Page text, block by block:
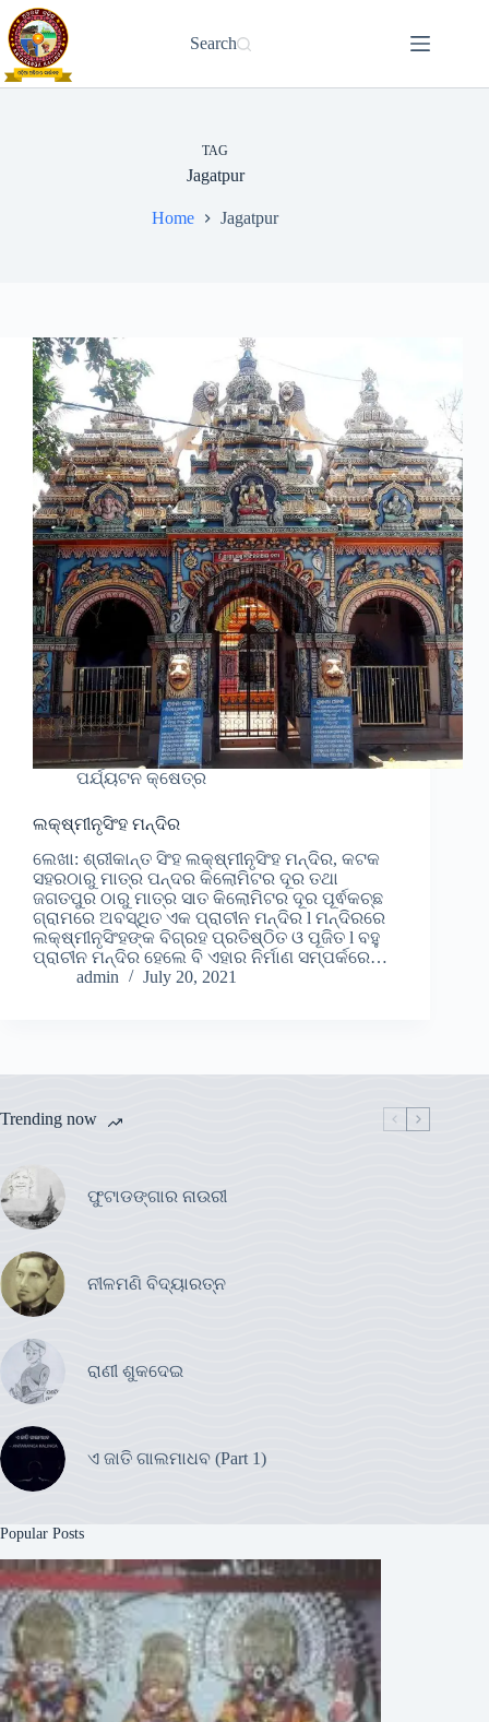
Skip
to
content
Search
TAG
Jagatpur
Home Jagatpur
ପର୍ଯ୍ୟଟନ କ୍ଷେତ୍ର
ଲକ୍ଷ୍ମୀନୃସିଂହ ମନ୍ଦିର
ଲେଖା: ଶ୍ରୀକାନ୍ତ ସିଂହ ଲକ୍ଷ୍ମୀନୃସିଂହ ମନ୍ଦିର, କଟକ
ସହରଠାରୁ ମାତ୍ର ପନ୍ଦର କିଲୋମିଟର ଦୂର ତଥା
ଜଗତପୁର ଠାରୁ ମାତ୍ର ସାତ କିଲୋମିଟର ଦୂର ପୂର୍ଵକଚ୍ଛ
ଗ୍ରାମରେ ଅବସ୍ଥିତ ଏକ ପ୍ରାଚୀନ ମନ୍ଦିର l ମନ୍ଦିରରେ
ଲକ୍ଷ୍ମୀନୃସିଂହଙ୍କ ବିଗ୍ରହ ପ୍ରତିଷ୍ଠିତ ଓ ପୂଜିତ l ବହୁ
ପ୍ରାଚୀନ ମନ୍ଦିର ହେଲେ ବି ଏହାର ନିର୍ମାଣ ସମ୍ପର୍କରେ…
admin
July 20, 2021
Trending now
ଫୁଟାଡଙ୍ଗାର ନାଉରୀ
ନୀଳମଣି ବିଦ୍ୟାରତ୍ନ
ରାଣୀ ଶୁକଦେଇ
ଏ ଜାତି ଗାଲମାଧବ (Part 1)
Popular Posts